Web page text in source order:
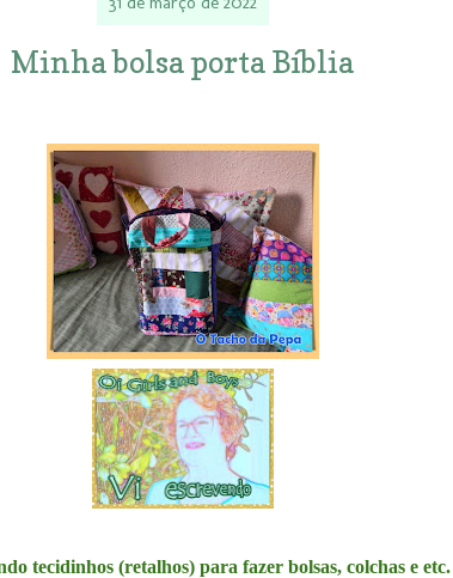
Minha bolsa porta Bíblia
tecidinhos (retalhos) para fazer bolsas, colchas e etc.